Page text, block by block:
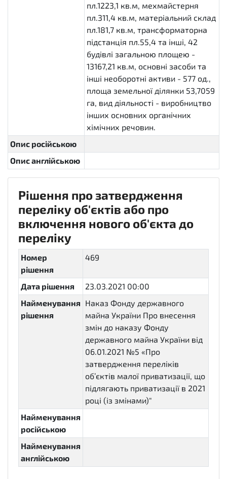
пл.1223,1 кв.м, мехмайстерня
пл.311,4 кв.м, матеріальний склад
пл.181,7 кв.м, трансформаторна
підстанція пл.55,4 та інші, 42
будівлі загальною площею -
13167,21 кв.м, основні засоби та
інші необоротні активи - 577 од.,
площа земельної ділянки 53,7059
га, вид діяльності - виробництво
інших основних органічних
хімічних речовин.
Опис російською
Опис англійською
Рішення про затвердження
переліку об'єктів або про
включення нового об'єкта до
переліку
Номер
рішення
469
Дата рішення
23.03.2021 00:00
Найменування
рішення
Наказ Фонду державного
майна України Про внесення
змін до наказу Фонду
державного майна України від
06.01.2021 №5 «Про
затвердження переліків
об’єктів малої приватизації, що
підлягають приватизації в 2021
році (із змінами)"
Найменування
російською
Найменування
англійською